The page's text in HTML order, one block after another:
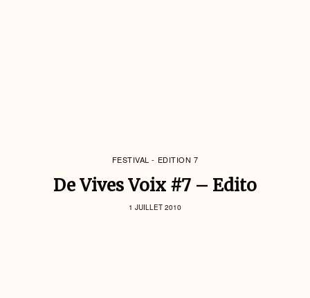
FESTIVAL - EDITION 7
De Vives Voix #7 – Edito
1 JUILLET 2010